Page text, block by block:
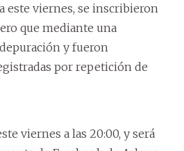
este viernes, se inscribieron
que mediante una
y fueron
por repetición de
viernes a las 20:00, y será